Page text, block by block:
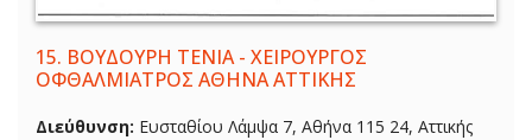
15. ΒΟΥΔΟΥΡΗ ΤΕΝΙΑ - ΧΕΙΡΟΥΡΓΟΣ
ΟΦΘΑΛΜΙΑΤΡΟΣ ΑΘΗΝΑ ΑΤΤΙΚΗΣ
Διεύθυνση: Ευσταθίου Λάμψα 7, Αθήνα 115 24, Αττικής